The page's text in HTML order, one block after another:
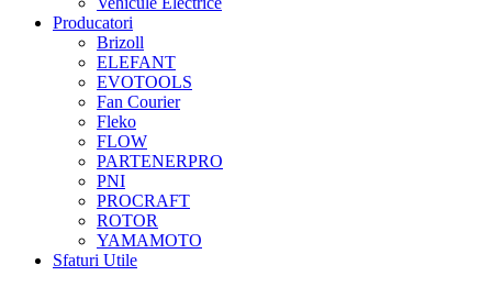
Producatori
Brizoll
ELEFANT
EVOTOOLS
Fan Courier
Fleko
FLOW
PARTENERPRO
PNI
PROCRAFT
ROTOR
YAMAMOTO
Sfaturi Utile